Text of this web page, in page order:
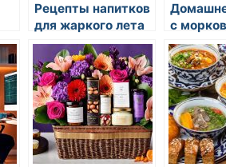
Рецепты напитков
для жаркого лета
с